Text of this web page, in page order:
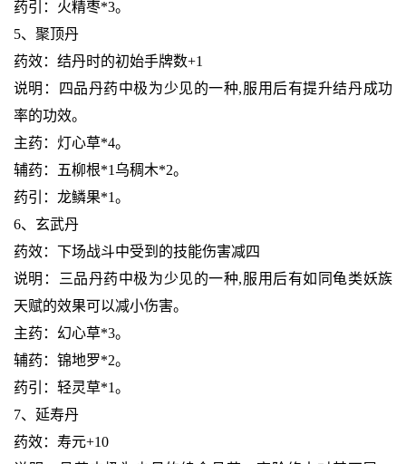
药引：火精枣*3。
5、聚顶丹
药效：结丹时的初始手牌数+1
说明：四品丹药中极为少见的一种,服用后有提升结丹成功
率的功效。
主药：灯心草*4。
辅药：五柳根*1乌稠木*2。
药引：龙鳞果*1。
6、玄武丹
药效：下场战斗中受到的技能伤害减四
说明：三品丹药中极为少见的一种,服用后有如同龟类妖族
天赋的效果可以减小伤害。
主药：幻心草*3。
辅药：锦地罗*2。
药引：轻灵草*1。
7、延寿丹
药效：寿元+10